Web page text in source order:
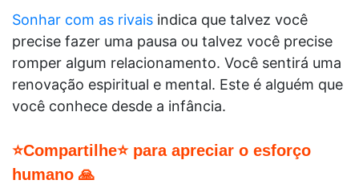
Sonhar com as rivais indica que talvez você
precise fazer uma pausa ou talvez você precise
romper algum relacionamento. Você sentirá uma
renovação espiritual e mental. Este é alguém que
você conhece desde a infância.
⭐Compartilhe⭐ para apreciar o esforço
humano 🙏